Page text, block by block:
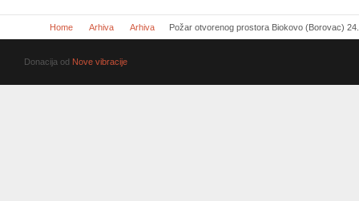
Home Arhiva Arhiva Požar otvorenog prostora Biokovo (Borovac)
Donacija od Nove vibracije